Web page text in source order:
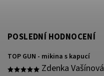
POSLEDNÍ HODNOCENÍ
TOP GUN - mikina s kapucí
Zdenka Vašínová